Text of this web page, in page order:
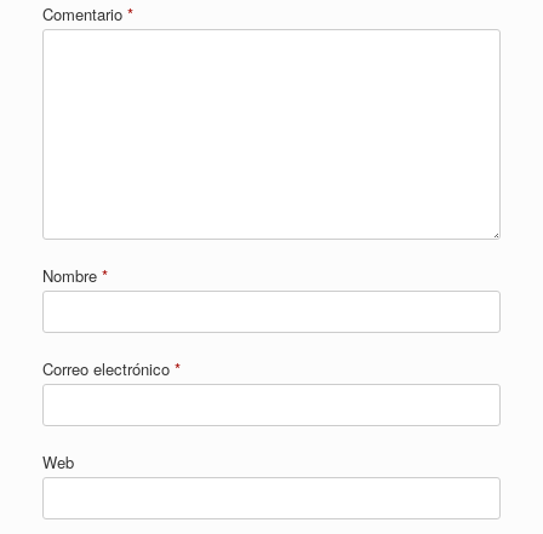
Comentario *
Nombre *
Correo electrónico *
Web